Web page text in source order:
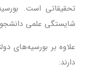
شایستگی علمی
علاوه بر بورسیه‌های
دارند: